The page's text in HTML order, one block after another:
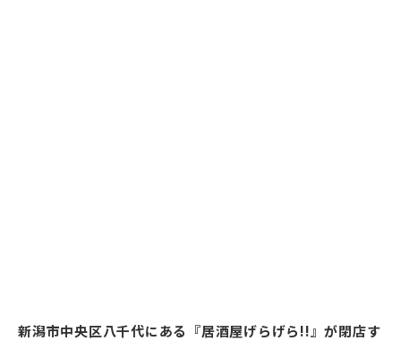
新潟市中央区八千代にある『居酒屋げらげら!!』が閉店す